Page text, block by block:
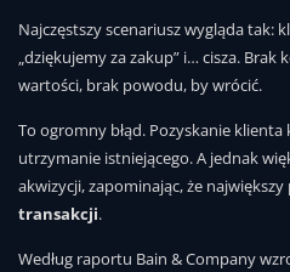
Najczęstszy scenariusz wygląda tak:
„dziękujemy za zakup” i… cisza.
wartości, brak powodu, by wrócić.
To ogromny błąd. Pozyskanie klienta
utrzymanie istniejącego. A jednak
akwizycji, zapominając, że największy
transakcji.
Według raportu Bain & Company